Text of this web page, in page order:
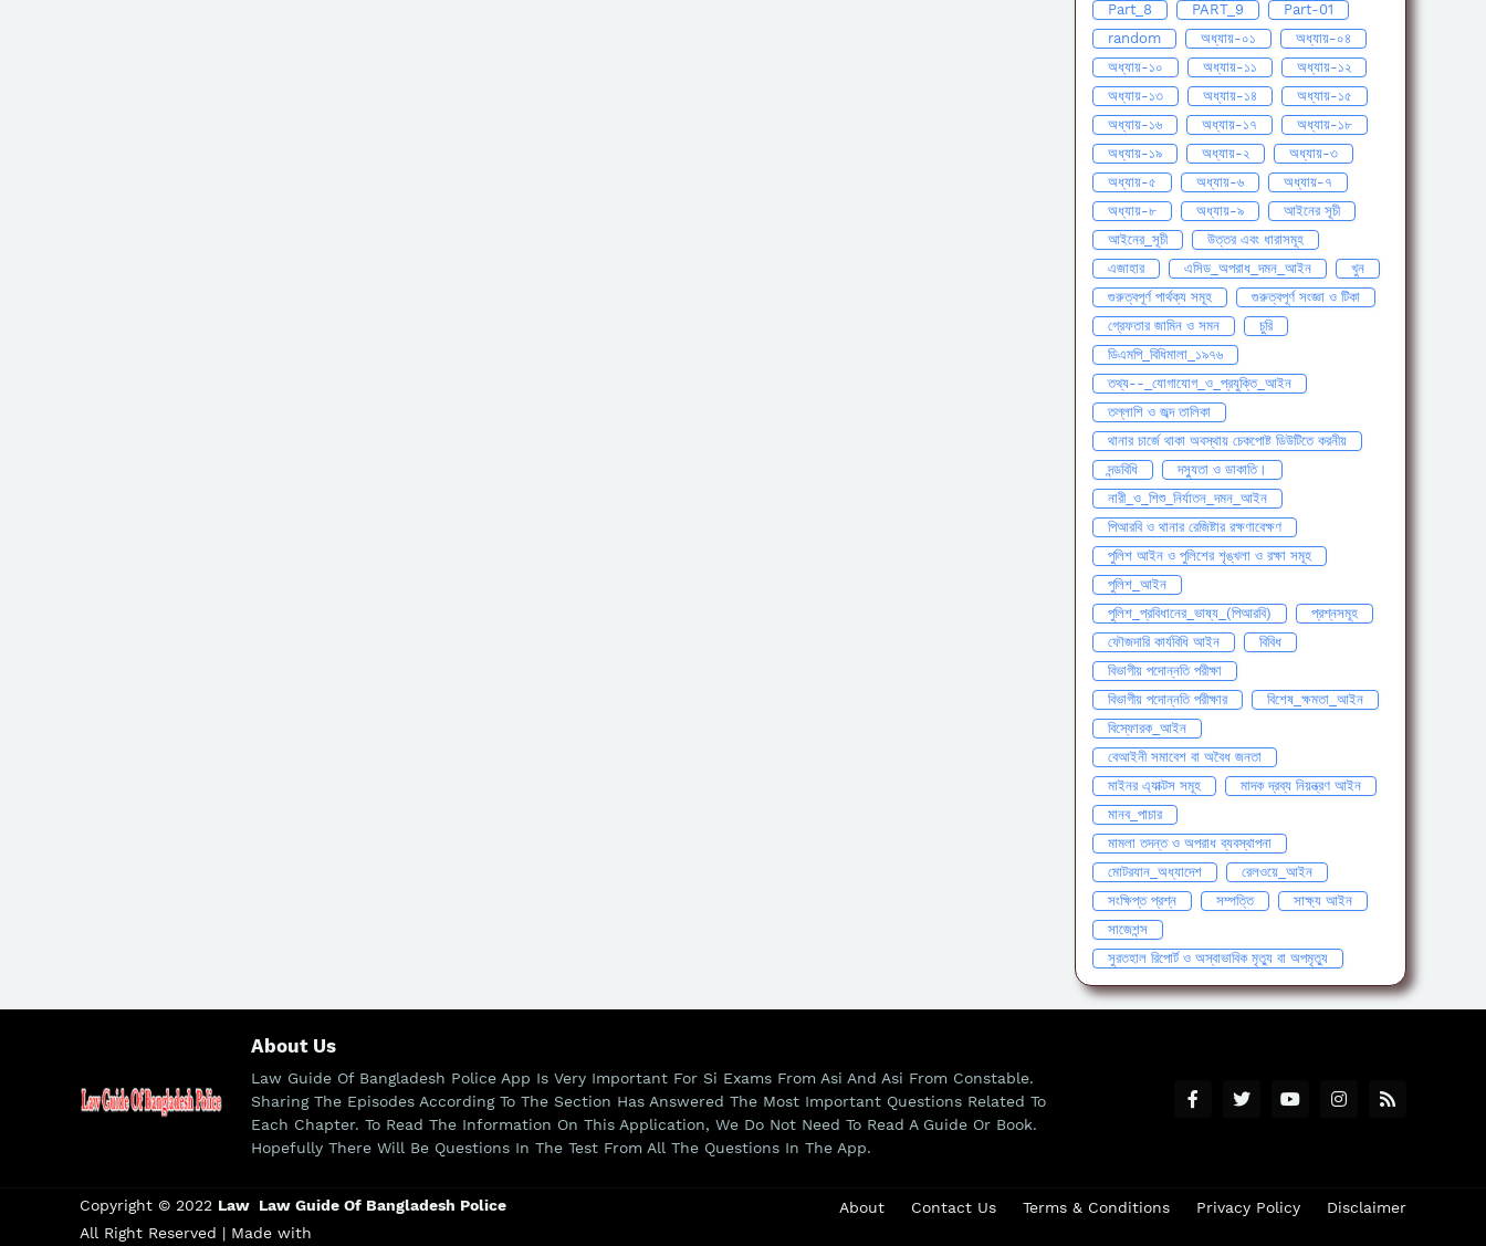
Part_8
PART_9
Part-01
random
অধ্যায়-০১
অধ্যায়-০৪
অধ্যায়-১০
অধ্যায়-১১
অধ্যায়-১২
অধ্যায়-১৩
অধ্যায়-১৪
অধ্যায়-১৫
অধ্যায়-১৬
অধ্যায়-১৭
অধ্যায়-১৮
অধ্যায়-১৯
অধ্যায়-২
অধ্যায়-৩
অধ্যায়-৫
অধ্যায়-৬
অধ্যায়-৭
অধ্যায়-৮
অধ্যায়-৯
আইনের সূচী
আইনের_সূচী
উত্তর এবং ধারাসমূহ
এজাহার
এসিড_অপরাধ_দমন_আইন
খুন
গুরুত্বপূর্ণ পার্থক্য সমূহ
গুরুত্বপূর্ণ সংজ্ঞা ও টিকা
গ্রেফতার জামিন ও সমন
চুরি
ডিএমপি_বিধিমালা_১৯৭৬
তথ্য--_যোগাযোগ_ও_প্রযুক্তি_আইন
তল্লাশি ও জব্দ তালিকা
থানার চার্জে থাকা অবস্থায় চেকপোষ্ট ডিউটিতে করনীয়
দন্ডবিধি
দস্যুতা ও ডাকাতি।
নারী_ও_শিশু_নির্যাতন_দমন_আইন
পিআরবি ও থানার রেজিষ্টার রক্ষণাবেক্ষণ
পুলিশ আইন ও পুলিশের শৃঙ্খলা ও রক্ষা সমূহ
পুলিশ_আইন
পুলিশ_প্রবিধানের_ভাষ্য_(পিআরবি)
প্রশ্নসমূহ
ফৌজদারি কার্যবিধি আইন
বিবিধ
বিভাগীয় পদোন্নতি পরীক্ষা
বিভাগীয় পদোন্নতি পরীক্ষার
বিশেষ_ক্ষমতা_আইন
বিস্ফোরক_আইন
বেআইনী সমাবেশ বা অবৈধ জনতা
মাইনর এ্যাক্টস সমূহ
মাদক দ্রব্য নিয়ন্ত্রণ আইন
মানব_পাচার
মামলা তদন্ত ও অপরাধ ব্যবস্থাপনা
মোটরযান_অধ্যাদেশ
রেলওয়ে_আইন
সংক্ষিপ্ত প্রশ্ন
সম্পত্তি
সাক্ষ্য আইন
সাজেশন্স
সুরতহাল রিপোর্ট ও অস্বাভাবিক মৃত্যু বা অপমৃত্যু
About Us
Law Guide Of Bangladesh Police App Is Very Important For Si Exams From Asi And Asi From Constable.
Sharing The Episodes According To The Section Has Answered The Most Important Questions Related To
Each Chapter. To Read The Information On This Application, We Do Not Need To Read A Guide Or Book.
Hopefully There Will Be Questions In The Test From All The Questions In The App.
Copyright © 2022 Law Law Guide Of Bangladesh Police
All Right Reserved | Made with
About Contact Us Terms & Conditions Privacy Policy Disclaimer